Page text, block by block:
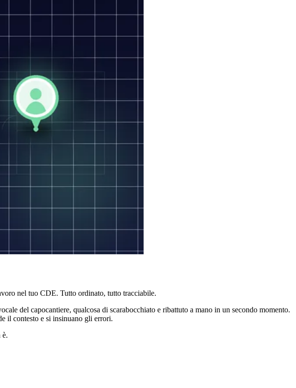
nel tuo CDE. Tutto ordinato, tutto tracciabile.
del capocantiere, qualcosa di scarabocchiato e ribattuto a mano in un secondo momento.
il contesto e si insinuano gli errori.
è.